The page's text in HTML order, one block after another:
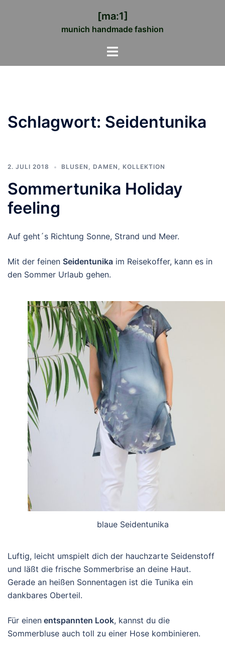
[ma:1]
munich handmade fashion
Menü
Schlagwort: Seidentunika
2. JULI 2018 BLUSEN , DAMEN , KOLLEKTION
Sommertunika Holiday
feeling
Auf geht´s Richtung Sonne, Strand und Meer.
Mit der feinen Seidentunika im Reisekoffer, kann es in
den Sommer Urlaub gehen.
blaue Seidentunika
Luftig, leicht umspielt dich der hauchzarte Seidenstoff
und läßt die frische Sommerbrise an deine Haut.
Gerade an heißen Sonnentagen ist die Tunika ein
dankbares Oberteil.
Für einen entspannten Look, kannst du die
Sommerbluse auch toll zu einer Hose kombinieren.